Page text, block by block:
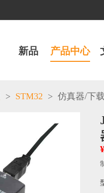
新品 产品中心
> STM32 > 仿真器/下